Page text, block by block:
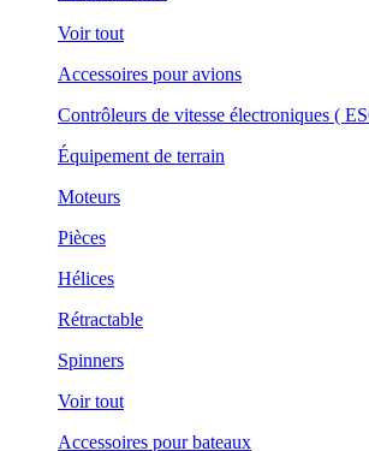
Voir tout
Accessoires pour avions
Contrôleurs de vitesse électroniques (
Équipement de terrain
Moteurs
Pièces
Hélices
Rétractable
Spinners
Voir tout
Accessoires pour bateaux